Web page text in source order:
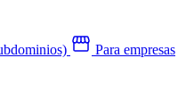
Para empresas